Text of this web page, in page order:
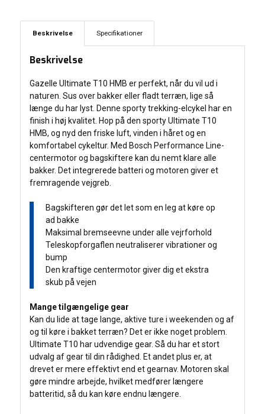
Beskrivelse Specifikationer
Beskrivelse
Gazelle Ultimate T10 HMB er perfekt, når du vil ud i
naturen. Sus over bakker eller fladt terræn, lige så
længe du har lyst. Denne sporty trekking-elcykel har en
finish i høj kvalitet. Hop på den sporty Ultimate T10
HMB, og nyd den friske luft, vinden i håret og en
komfortabel cykeltur. Med Bosch Performance Line-
centermotor og bagskiftere kan du nemt klare alle
bakker. Det integrerede batteri og motoren giver et
fremragende vejgreb.
Bagskifteren gør det let som en leg at køre op
ad bakke
Maksimal bremseevne under alle vejrforhold
Teleskopforgaflen neutraliserer vibrationer og
bump
Den kraftige centermotor giver dig et ekstra
skub på vejen
Mange tilgængelige gear
Kan du lide at tage lange, aktive ture i weekenden og af
og til køre i bakket terræn? Det er ikke noget problem.
Ultimate T10 har udvendige gear. Så du har et stort
udvalg af gear til din rådighed. Et andet plus er, at
drevet er mere effektivt end et gearnav. Motoren skal
gøre mindre arbejde, hvilket medfører længere
batteritid, så du kan køre endnu længere.